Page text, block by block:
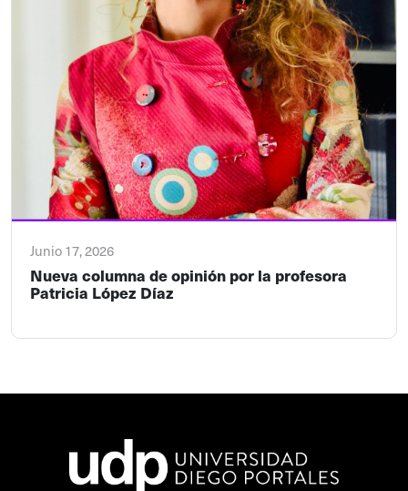
Junio 17, 2026
Nueva columna de opinión por la profesora
Patricia López Díaz